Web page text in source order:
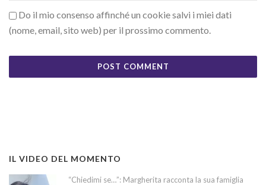
Do il mio consenso affinché un cookie salvi i miei dati
(nome, email, sito web) per il prossimo commento.
IL VIDEO DEL MOMENTO
“Chiedimi se…”: Margherita racconta la sua famiglia